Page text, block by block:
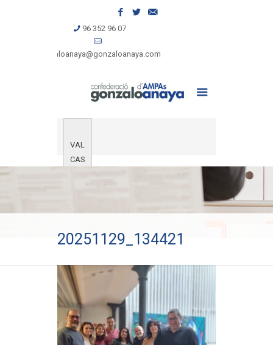
96 352 96 07
gonzaloanaya@gonzaloanaya.com
VAL
CAS
20251129_134421